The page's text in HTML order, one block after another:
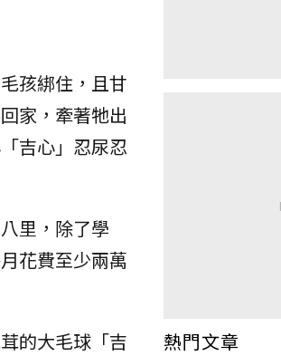
孩綁住，且甘
家，牽著牠出
吉心」忍尿忍
里，除了學
花費至少兩萬
的大毛球「吉
熱門文章